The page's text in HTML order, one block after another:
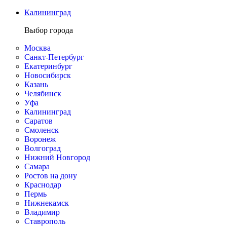
Калининград
Выбор города
Москва
Санкт-Петербург
Екатеринбург
Новосибирск
Казань
Челябинск
Уфа
Калининград
Саратов
Смоленск
Воронеж
Волгоград
Нижний Новгород
Самара
Ростов на дону
Краснодар
Пермь
Нижнекамск
Владимир
Ставрополь